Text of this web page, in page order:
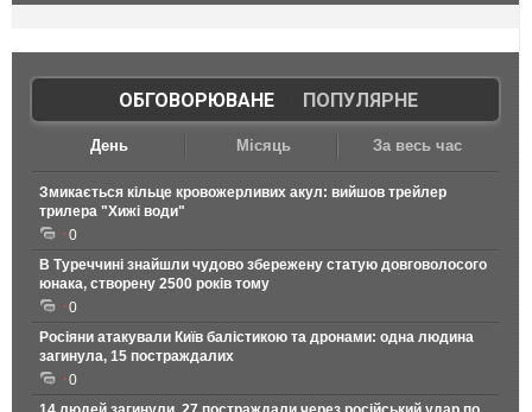
ОБГОВОРЮВАНЕ| ПОПУЛЯРНЕ
День Місяць За весь час
Змикається кільце кровожерливих акул: вийшов трейлер
трилера "Хижі води"
0
В Туреччині знайшли чудово збережену статую довговолосого
юнака, створену 2500 років тому
0
Росіяни атакували Київ балістикою та дронами: одна людина
загинула, 15 постраждалих
0